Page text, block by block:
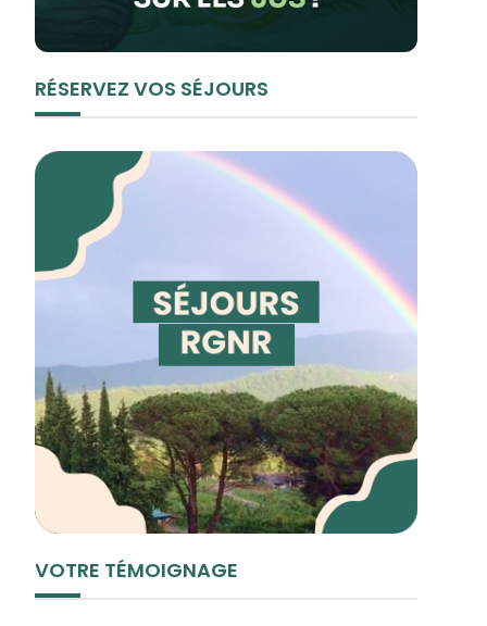
RÉSERVEZ VOS SÉJOURS
VOTRE TÉMOIGNAGE